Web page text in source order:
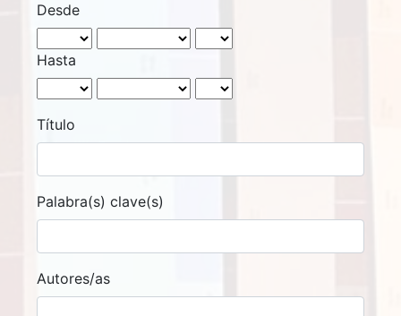
Desde
Hasta
Título
Palabra(s) clave(s)
Autores/as